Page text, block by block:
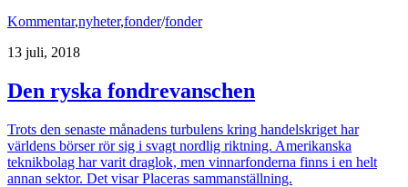
Kommentar,nyheter,fonder/fonder
13 juli, 2018
Den ryska fondrevanschen
Trots den senaste månadens turbulens kring handelskriget har
världens börser rör sig i svagt nordlig riktning. Amerikanska
teknikbolag har varit draglok, men vinnarfonderna finns i en helt
annan sektor. Det visar Placeras sammanställning.